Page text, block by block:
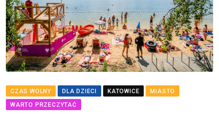
CZAS WOLNY DLA DZIECI KATOWICE
MIASTO
WARTO PRZECZYTAĆ